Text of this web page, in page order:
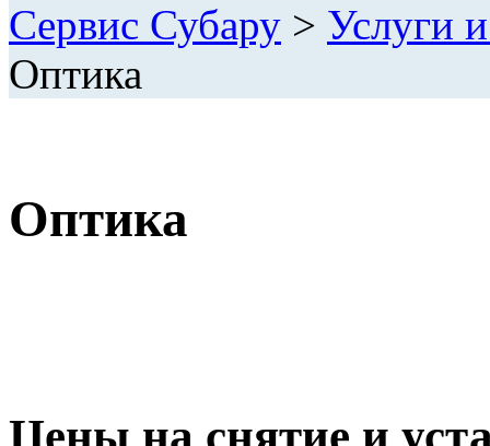
Сервис Субару > Услуги
Оптика
Оптика